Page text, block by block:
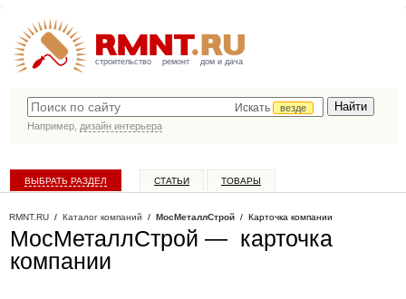
строительство ремонт дом и дача
Искать
везде
Например, дизайн интерьера
ВЫБРАТЬ РАЗДЕЛ СТАТЬИ ТОВАРЫ
RMNT.RU / Каталог компаний / МосМеталлСтрой / Карточка компании
МосМеталлСтрой — карточка
компании